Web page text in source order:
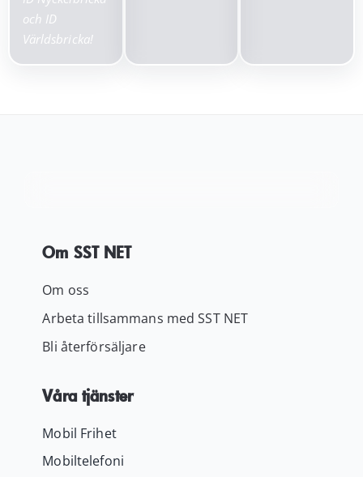
och ID
Världsbricka!
Om SST NET
Om oss
Arbeta tillsammans med SST NET
Bli återförsäljare
Våra tjänster
Mobil Frihet
Mobiltelefoni